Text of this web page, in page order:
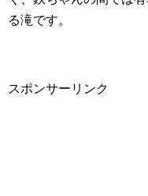
る滝です。
スポンサーリンク